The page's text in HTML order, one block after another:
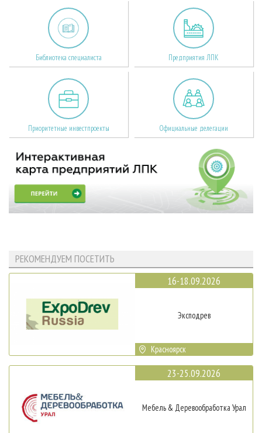
Библиотека специалиста Предприятия ЛПК
Приоритетные инвестпроекты Официальные делегации
РЕКОМЕНДУЕМ ПОСЕТИТЬ
16-18.09.2026
Эксподрев
Красноярск
23-25.09.2026
Мебель & Деревообработка Урал